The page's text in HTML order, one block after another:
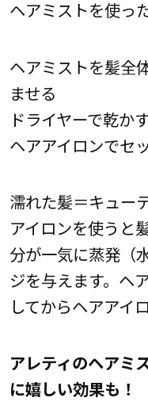
ヘアミストを使っ
ヘアミストを髪全
ませる
ドライヤーで乾か
ヘアアイロンでセ
濡れた髪＝キュー
アイロンを使うと
分が一気に蒸発（
ジを与えます。ヘ
してからヘアアイ
アレティのヘアミ
に嬉しい効果も！